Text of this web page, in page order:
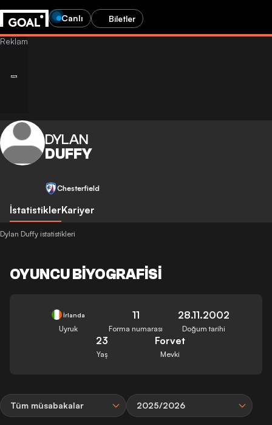
Canlı Biletler
DYLAN
DUFFY
Chesterfield
İstatistiklerKariyer
Dylan Duffy istatistikleri
OYUNCU BIYOGRAFISI
İrlanda
Uyruk
11
Forma numarası
28.11.2002
Doğum tarihi
23
Yaş
Forvet
Mevki
Tüm müsabakalar 2025/2026